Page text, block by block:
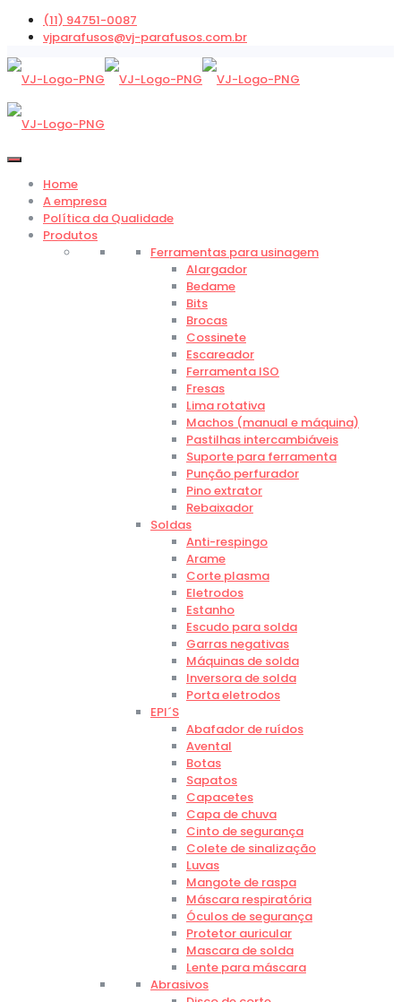
(11) 94751-0087
vjparafusos@vj-parafusos.com.br
Home
A empresa
Política da Qualidade
Produtos
Ferramentas para usinagem
Alargador
Bedame
Bits
Brocas
Cossinete
Escareador
Ferramenta ISO
Fresas
Lima rotativa
Machos (manual e máquina)
Pastilhas intercambiáveis
Suporte para ferramenta
Punção perfurador
Pino extrator
Rebaixador
Soldas
Anti-respingo
Arame
Corte plasma
Eletrodos
Estanho
Escudo para solda
Garras negativas
Máquinas de solda
Inversora de solda
Porta eletrodos
EPI´S
Abafador de ruídos
Avental
Botas
Sapatos
Capacetes
Capa de chuva
Cinto de segurança
Colete de sinalização
Luvas
Mangote de raspa
Máscara respiratória
Óculos de segurança
Protetor auricular
Mascara de solda
Lente para máscara
Abrasivos